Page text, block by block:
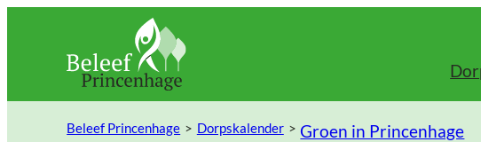
inhoud
Beleef Princenhage Dorpskalender Groen in Princenhage